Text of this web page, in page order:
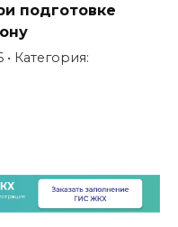
подготовке
Категория: